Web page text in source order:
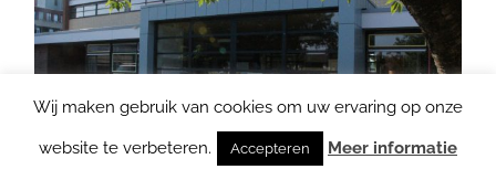
Wij maken gebruik van cookies om uw ervaring op onze
website te verbeteren. Accepteren Meer informatie